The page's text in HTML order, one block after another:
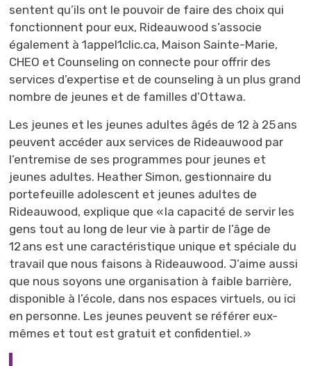
sentent qu’ils ont le pouvoir de faire des choix qui
fonctionnent pour eux, Rideauwood s’associe
également à 1appel1clic.ca, Maison Sainte-Marie,
CHEO et Counseling on connecte pour offrir des
services d’expertise et de counseling à un plus grand
nombre de jeunes et de familles d’Ottawa.
Les jeunes et les jeunes adultes âgés de 12 à 25 ans
peuvent accéder aux services de Rideauwood par
l’entremise de ses programmes pour jeunes et
jeunes adultes. Heather Simon, gestionnaire du
portefeuille adolescent et jeunes adultes de
Rideauwood, explique que « la capacité de servir les
gens tout au long de leur vie à partir de l’âge de
12 ans est une caractéristique unique et spéciale du
travail que nous faisons à Rideauwood. J’aime aussi
que nous soyons une organisation à faible barrière,
disponible à l’école, dans nos espaces virtuels, ou ici
en personne. Les jeunes peuvent se référer eux-
mêmes et tout est gratuit et confidentiel. »